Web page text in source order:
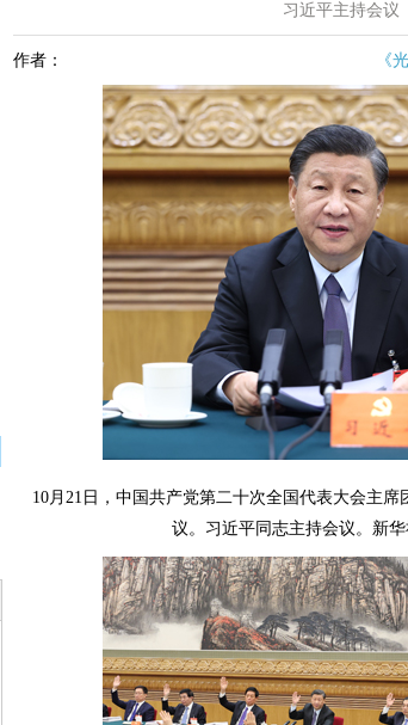
习近平主持会议
作者： 《
10月21日，中国共产党第二十次全国代表大会主
议。习近平同志主持会议。新